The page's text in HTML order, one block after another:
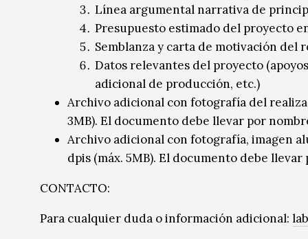
Línea argumental narrativa de
Presupuesto estimado del proyecto
Semblanza y carta de motivación del
Datos relevantes del proyecto
adicional de producción, etc.)
Archivo adicional con fotografía del
3MB). El documento debe llevar por
Archivo adicional con fotografía, imagen
dpis (máx. 5MB). El documento debe
CONTACTO:
Para cualquier duda o información adicional: